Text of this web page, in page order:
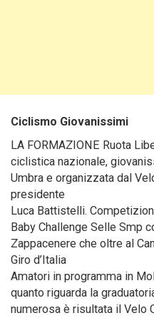
Ciclismo Giovanissimi
LA FORMAZIONE Ruota
ciclistica nazionale,
Umbra e organizzata dal
presidente
Luca Battistelli.
Baby Challenge Selle Smp
Zappacenere che oltre al
Giro d’Italia
Amatori in programma in
quanto riguarda la
numerosa è risultata il Velo